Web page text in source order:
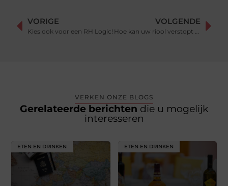
VORIGE
Kies ook voor een RH Logic!
VOLGENDE
Hoe kan uw riool verstopt raken?
VERKEN ONZE BLOGS
Gerelateerde berichten die u mogelijk
interesseren
ETEN EN DRINKEN ETEN EN DRINKEN